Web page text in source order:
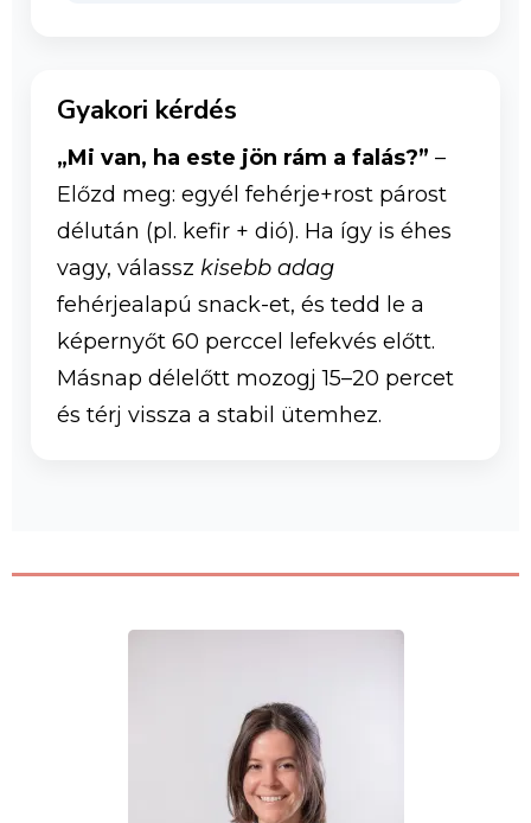
Gyakori kérdés
„Mi van, ha este jön rám a falás?” –
Előzd meg: egyél fehérje+rost párost
délután (pl. kefir + dió). Ha így is éhes
vagy, válassz kisebb adag
fehérjealapú snack-et, és tedd le a
képernyőt 60 perccel lefekvés előtt.
Másnap délelőtt mozogj 15–20 percet
és térj vissza a stabil ütemhez.